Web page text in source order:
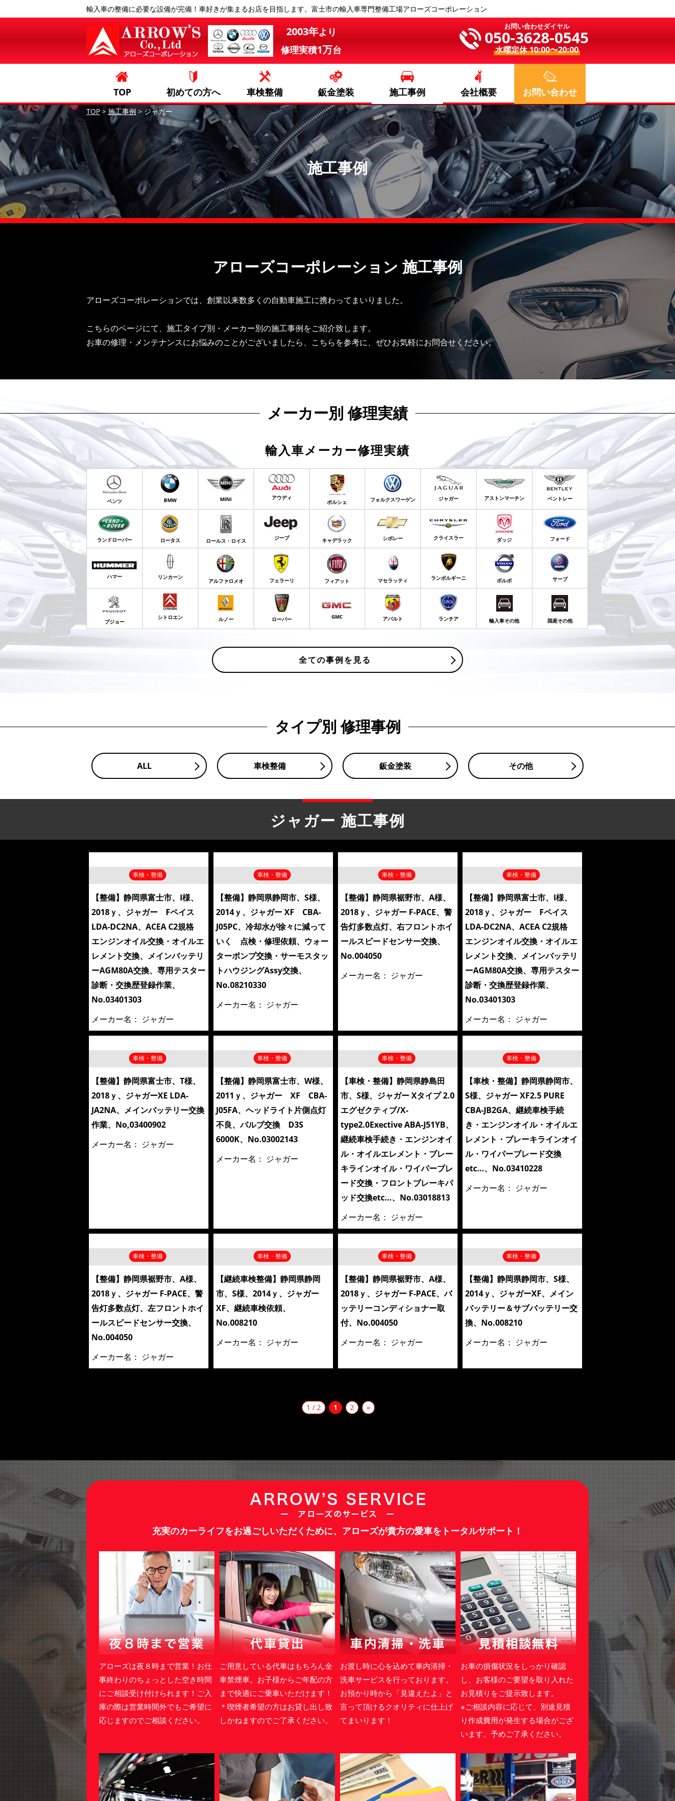
輸入車の整備に必要な設備が完備！車好きが集まるお店を目指します。富士市の輸入車専門整備工場アローズコーポレーション
2003年より
修理実積1万台
お問い合わせダイヤル
050-3628-0545
水曜定休 10:00〜20:00
TOP 初めての方へ 車検整備 鈑金塗装 施工事例 会社概要 お問い合わせ
TOP > 施工事例 > ジャガー
施工事例
アローズコーポレーション 施工事例
アローズコーポレーションでは、創業以来数多くの自動車施工に携わってまいりました。
こちらのページにて、施工タイプ別・メーカー別の施工事例をご紹介致します。
お車の修理・メンテナンスにお悩みのことがございましたら、こちらを参考に、ぜひお気軽にお問合せください。
メーカー別 修理実績
輸入車メーカー修理実績
ベンツ BMW MINI アウディ
ポルシェ フォルクスワーゲン ジャガー アストンマーチン ベントレー
ランドローバー ロータス ロールス・ロイス ジープ キャデラック シボレー クライスラー ダッジ フォード
ハマー リンカーン
アルファロメオ フェラーリ フィアット マセラッティ ランボルギーニ ボルボ サーブ
プジョー
シトロエン ルノー ローバー GMC アバルト ランチア 輸入車その他 国産その他
全ての事例を見る
タイプ別 修理事例
ALL 車検整備 鈑金塗装 その他
ジャガー 施工事例
車検・整備
【整備】静岡県富士市、I様、
2018ｙ、ジャガー Fペイス
LDA-DC2NA、ACEA C2規格
エンジンオイル交換・オイルエ
レメント交換、メインバッテリ
ーAGM80A交換、専用テスター
診断・交換歴登録作業、
No.03401303
メーカー名： ジャガー
車検・整備
【整備】静岡県静岡市、S様、
2014ｙ、ジャガー XF CBA-
J05PC、冷却水が徐々に減って
いく 点検・修理依頼、ウォー
ターポンプ交換・サーモスタッ
トハウジングAssy交換、
No.08210330
メーカー名： ジャガー
車検・整備
【整備】静岡県裾野市、A様、
2018ｙ、ジャガー F-PACE、警
告灯多数点灯、右フロントホイ
ールスピードセンサー交換、
No.004050
メーカー名： ジャガー
車検・整備
【整備】静岡県富士市、I様、
2018ｙ、ジャガー Fペイス
LDA-DC2NA、ACEA C2規格
エンジンオイル交換・オイルエ
レメント交換、メインバッテリ
ーAGM80A交換、専用テスター
診断・交換歴登録作業、
No.03401303
メーカー名： ジャガー
車検・整備
【整備】静岡県富士市、T様、
2018ｙ、ジャガーXE LDA-
JA2NA、メインバッテリー交換
作業、No,03400902
メーカー名： ジャガー
車検・整備
【整備】静岡県富士市、W様、
2011ｙ、ジャガー XF CBA-
J05FA、ヘッドライト片側点灯
不良、バルブ交換 D3S
6000K、No.03002143
メーカー名： ジャガー
車検・整備
【車検・整備】静岡県静島田
市、S様、ジャガー Xタイプ 2.0
エグゼクティブ/X-
type2.0Exective ABA-J51YB、
継続車検手続き・エンジンオイ
ル・オイルエレメント・ブレー
キラインオイル・ワイパーブレ
ード交換・フロントブレーキパ
ッド交換etc…、No.03018813
メーカー名： ジャガー
車検・整備
【車検・整備】静岡県静岡市、
S様、ジャガー XF2.5 PURE
CBA-JB2GA、継続車検手続
き・エンジンオイル・オイルエ
レメント・ブレーキラインオイ
ル・ワイパーブレード交換
etc…、No.03410228
メーカー名： ジャガー
車検・整備
【整備】静岡県裾野市、A様、
2018ｙ、ジャガー F-PACE、警
告灯多数点灯、左フロントホイ
ールスピードセンサー交換、
No.004050
メーカー名： ジャガー
車検・整備
【継続車検整備】静岡県静岡
市、S様、2014ｙ、ジャガー
XF、継続車検依頼、
No.008210
メーカー名： ジャガー
車検・整備
【整備】静岡県裾野市、A様、
2018ｙ、ジャガー F-PACE、バ
ッテリーコンディショナー取
付、No.004050
メーカー名： ジャガー
車検・整備
【整備】静岡県静岡市、S様、
2014ｙ、ジャガーXF、メイン
バッテリー＆サブバッテリー交
換、No.008210
メーカー名： ジャガー
1 / 2 1 2 »
充実のカーライフをお過ごしいただくために、アローズが貴方の愛車をトータルサポート！
アローズは夜８時まで営業！お仕
事終わりのちょっとした空き時間
にご相談受け付けられます！ご入
庫の際は営業時間外でもご希望に
応じますのでご相談ください。
ご用意している代車はもちろん全
車禁煙車。お子様からご年配の方
まで快適にご乗車いただけます！
＊喫煙者希望の方はお貸し出し致
しかねますのでご了承ください。
お渡し時に心を込めて車内清掃・
洗車サービスを行っております。
お預かり時から「見違えたよ」と
言って頂けるクオリティに仕上げ
てまいります！
お車の損傷状況をしっかり確認
し、お客様のご要望を取り入れた
お見積りをご提示致します。
※ご相談内容に応じて、別途見積
り作成費用が発生する場合がござ
います。予めご了承ください。